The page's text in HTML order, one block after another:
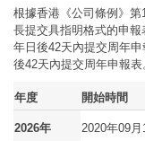
根據香港《公司條例》
長提交具指明格式的申
年日後42天內提交周年
後42天內提交周年申報表
年度 開始時間
2026年 2020年09月